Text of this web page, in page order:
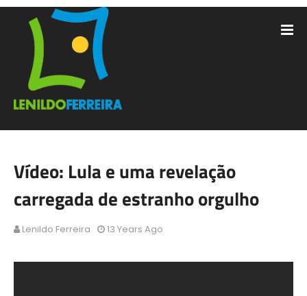
Vídeo: Lula e uma revelação
carregada de estranho orgulho
Lenildo Ferreira 13 Years Ago